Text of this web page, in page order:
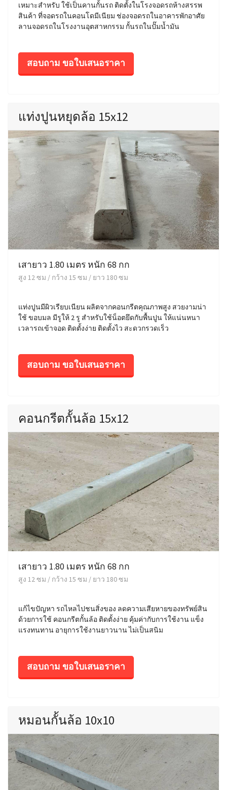
เหมาะสำหรับ ใช้เป็นคานกั้นรถ ติดตั้งในโรงจอดรถห้างสรรพ
สินค้า ที่จอดรถในคอนโดมีเนียม ช่องจอดรถในอาคารพักอาศัย
ลานจอดรถในโรงงานอุตสาหกรรม กั้นรถในปั๊มน้ำมัน
สอบถาม ขอใบเสนอราคา
แท่งปูนหยุดล้อ 15x12
เสายาว 1.80 เมตร หนัก 68 กก
สูง 12 ซม / กว้าง 15 ซม / ยาว 180 ซม
แท่งปูนมีผิวเรียบเนียน ผลิตจากคอนกรีตคุณภาพสูง สวยงามน่า
ใช้ ขอบมล มีรูให้ 2 รู สำหรับใช้น็อตยึดกับพื้นปูน ให้แน่นหนา
เวลารถเข้าจอด ติดตั้งง่าย ติดตั้งไว สะดวกรวดเร็ว
สอบถาม ขอใบเสนอราคา
คอนกรีตกั้นล้อ 15x12
เสายาว 1.80 เมตร หนัก 68 กก
สูง 12 ซม / กว้าง 15 ซม / ยาว 180 ซม
แก้ไขปัญหา รถไหลไปชนสิ่งของ ลดความเสียหายของทรัพย์สิน
ด้วยการใช้ คอนกรีตกั้นล้อ ติดตั้งง่าย คุ้มค่ากับการใช้งาน แข็ง
แรงทนทาน อายุการใช้งานยาวนาน ไม่เป็นสนิม
สอบถาม ขอใบเสนอราคา
หมอนกั้นล้อ 10x10